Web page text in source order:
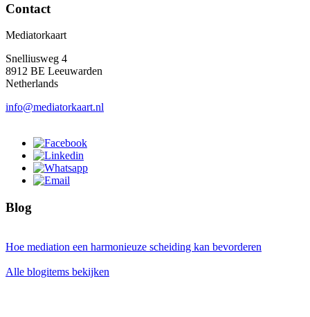
Contact
Mediatorkaart
Snelliusweg 4
8912 BE Leeuwarden
Netherlands
info@mediatorkaart.nl
Blog
Hoe mediation een harmonieuze scheiding kan bevorderen
Alle blogitems bekijken